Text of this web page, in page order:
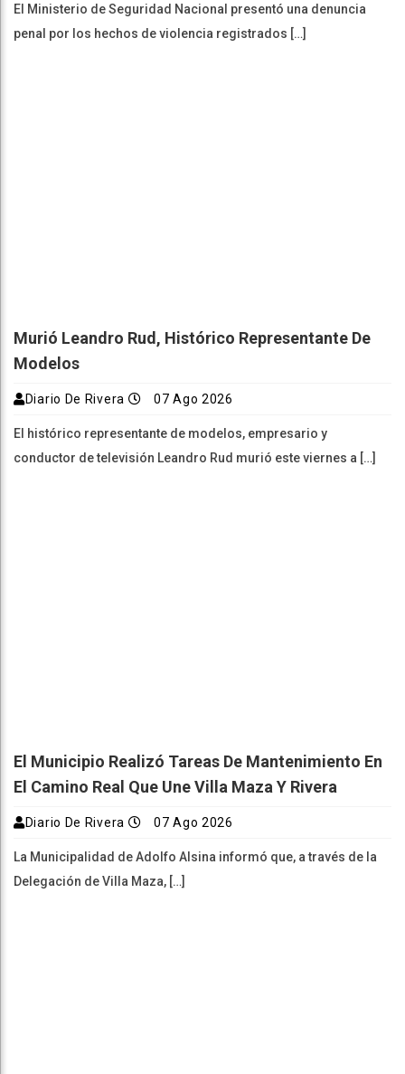
El Ministerio de Seguridad Nacional presentó una denuncia
penal por los hechos de violencia registrados […]
Murió Leandro Rud, Histórico Representante De
Modelos
Diario De Rivera 07 Ago 2026
El histórico representante de modelos, empresario y
conductor de televisión Leandro Rud murió este viernes a […]
El Municipio Realizó Tareas De Mantenimiento En
El Camino Real Que Une Villa Maza Y Rivera
Diario De Rivera 07 Ago 2026
La Municipalidad de Adolfo Alsina informó que, a través de la
Delegación de Villa Maza, […]